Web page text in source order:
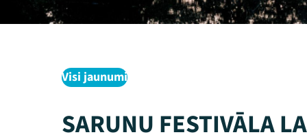
Visi jaunumi
SARUNU FESTIVĀLA